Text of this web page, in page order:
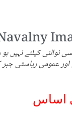
کیلئے نہیں ہو
عمومی ریاستی
اساس